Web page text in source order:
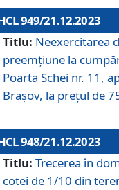
949/21.12.2023
Titlu: Neexercitarea
preemțiune la
Poarta Schei nr. 11,
Brașov, la prețul de
948/21.12.2023
Titlu: Trecerea în
cotei de 1/10 din